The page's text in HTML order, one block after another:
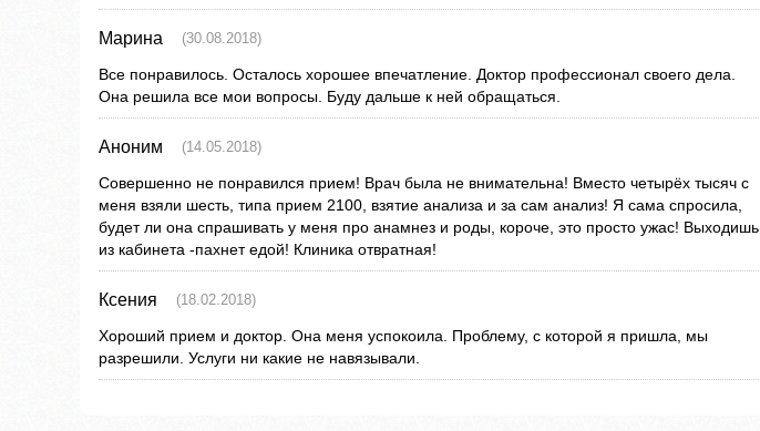
Марина (30.08.2018)
Все понравилось. Осталось хорошее впечатление. Доктор профессионал своего дела.
Она решила все мои вопросы. Буду дальше к ней обращаться.
Аноним (14.05.2018)
Совершенно не понравился прием! Врач была не внимательна! Вместо четырёх тысяч с
меня взяли шесть, типа прием 2100, взятие анализа и за сам анализ! Я сама спросила,
будет ли она спрашивать у меня про анамнез и роды, короче, это просто ужас! Выходишь
из кабинета -пахнет едой! Клиника отвратная!
Ксения (18.02.2018)
Хороший прием и доктор. Она меня успокоила. Проблему, с которой я пришла, мы
разрешили. Услуги ни какие не навязывали.